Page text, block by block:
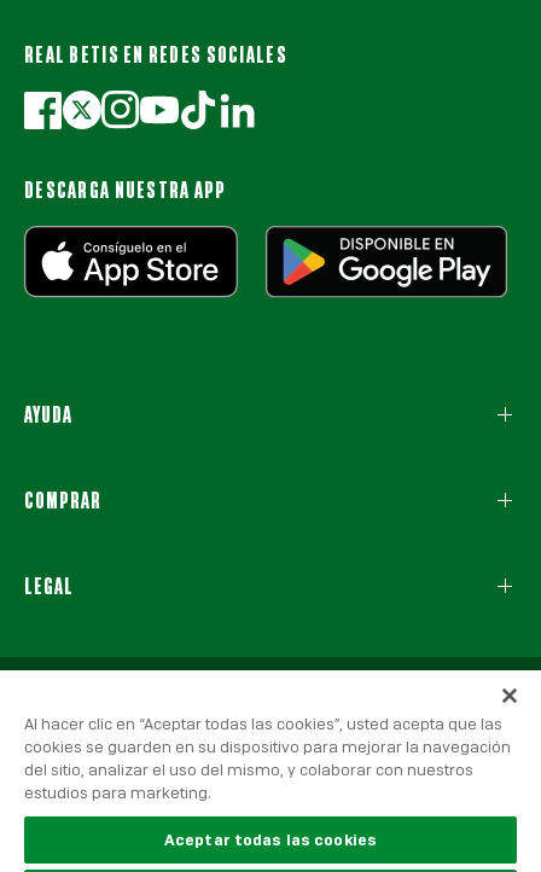
REAL BETIS EN REDES SOCIALES
DESCARGA NUESTRA APP
AYUDA
COMPRAR
LEGAL
© 2026 Real Betis Balompié, Todos los derechos reservados.
Al hacer clic en “Aceptar todas las cookies”, usted acepta que las
cookies se guarden en su dispositivo para mejorar la navegación
del sitio, analizar el uso del mismo, y colaborar con nuestros
estudios para marketing.
Aceptar todas las cookies